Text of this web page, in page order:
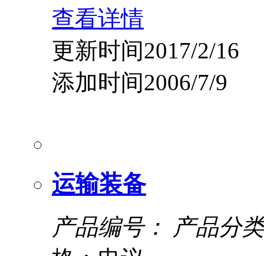
查看详情
更新时间2017/2/16
添加时间2006/7/9
运输装备
产品编号：
产品分